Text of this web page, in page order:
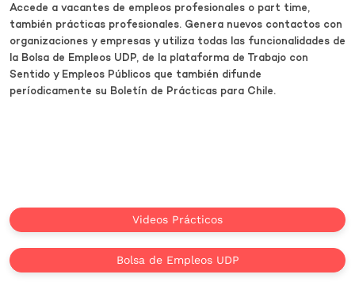
Accede a vacantes de empleos profesionales o part time,
también prácticas profesionales. Genera nuevos contactos con
organizaciones y empresas y utiliza todas las funcionalidades de
la Bolsa de Empleos UDP, de la plataforma de Trabajo con
Sentido y Empleos Públicos que también difunde
períodicamente su Boletín de Prácticas para Chile.
Videos Prácticos
Bolsa de Empleos UDP